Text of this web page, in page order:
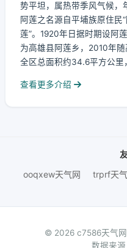
势平坦，属热带季风气候，
阿莲之名源自平埔族原住民
莲”。1920年日据时期设阿
为高雄县阿莲乡，2010年随
全区总面积约34.6平方公里
查看更多介绍
ooqxew天气网
trprf天
© 2026 c7586天气
数据来